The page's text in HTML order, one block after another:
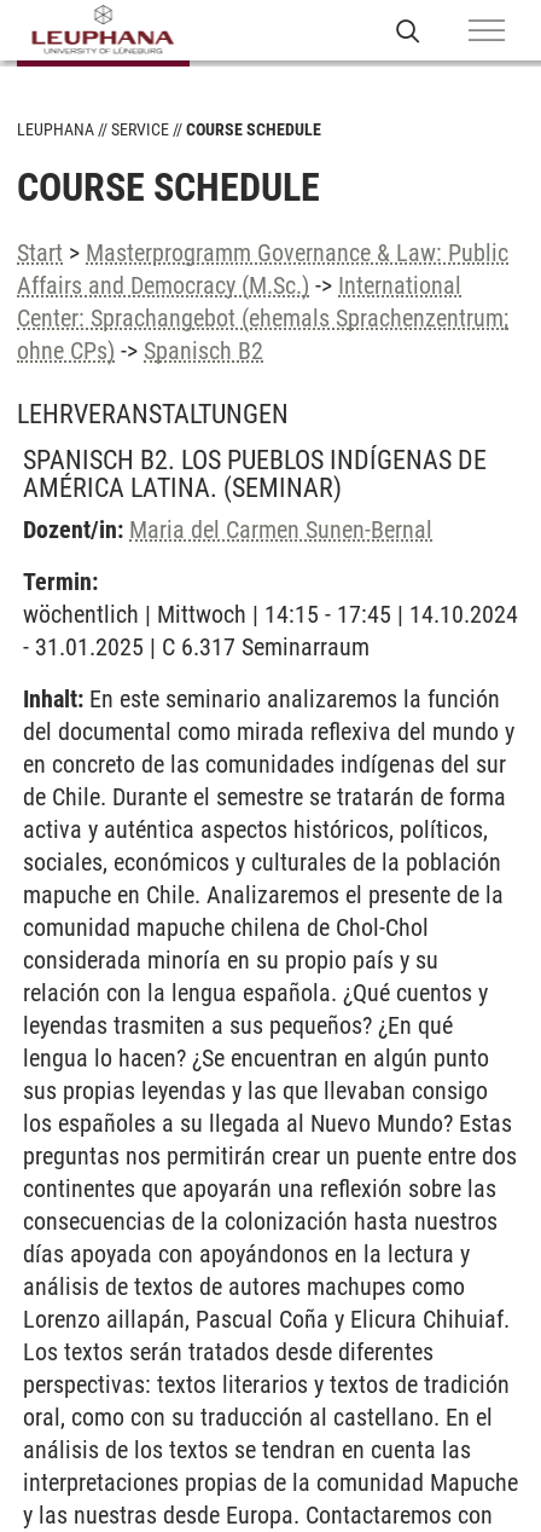
LEUPHANA SERVICE COURSE SCHEDULE
COURSE SCHEDULE
Start > Masterprogramm Governance & Law: Public
Affairs and Democracy (M.Sc.) -> International
Center: Sprachangebot (ehemals Sprachenzentrum;
ohne CPs) -> Spanisch B2
LEHRVERANSTALTUNGEN
SPANISCH B2. LOS PUEBLOS INDÍGENAS DE
AMÉRICA LATINA. (SEMINAR)
Dozent/in: Maria del Carmen Sunen-Bernal
Termin:
wöchentlich | Mittwoch | 14:15 - 17:45 | 14.10.2024
- 31.01.2025 | C 6.317 Seminarraum
Inhalt: En este seminario analizaremos la función
del documental como mirada reflexiva del mundo y
en concreto de las comunidades indígenas del sur
de Chile. Durante el semestre se tratarán de forma
activa y auténtica aspectos históricos, políticos,
sociales, económicos y culturales de la población
mapuche en Chile. Analizaremos el presente de la
comunidad mapuche chilena de Chol-Chol
considerada minoría en su propio país y su
relación con la lengua española. ¿Qué cuentos y
leyendas trasmiten a sus pequeños? ¿En qué
lengua lo hacen? ¿Se encuentran en algún punto
sus propias leyendas y las que llevaban consigo
los españoles a su llegada al Nuevo Mundo? Estas
preguntas nos permitirán crear un puente entre dos
continentes que apoyarán una reflexión sobre las
consecuencias de la colonización hasta nuestros
días apoyada con apoyándonos en la lectura y
análisis de textos de autores machupes como
Lorenzo aillapán, Pascual Coña y Elicura Chihuiaf.
Los textos serán tratados desde diferentes
perspectivas: textos literarios y textos de tradición
oral, como con su traducción al castellano. En el
análisis de los textos se tendran en cuenta las
interpretaciones propias de la comunidad Mapuche
y las nuestras desde Europa. Contactaremos con